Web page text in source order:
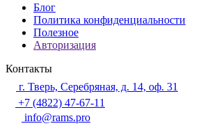
Блог
Политика конфиденциальности
Полезное
Авторизация
Контакты
г. Тверь, Серебряная, д. 14, оф. 31
+7 (4822) 47-67-11
info@rams.pro